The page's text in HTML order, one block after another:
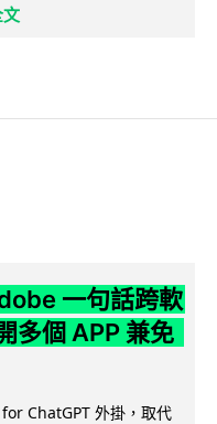
一句話跨軟
多個 APP 兼免
ChatGPT 外掛，取代